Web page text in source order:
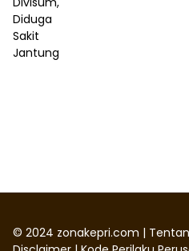
© 2024 zonakepri.com |